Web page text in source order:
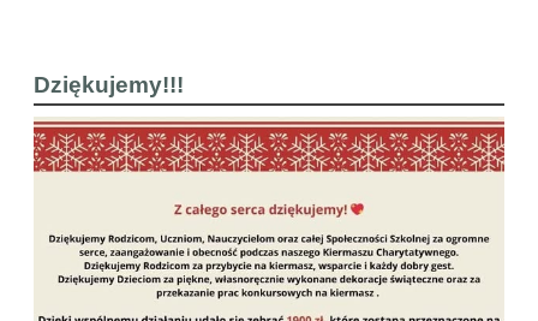
Dziękujemy!!!